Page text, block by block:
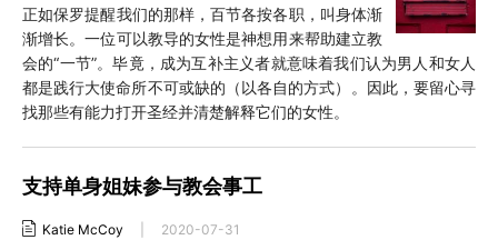
正如保罗提醒我们的那样，百节各按各职，叫身体渐
渐增长。一位可以教导的女性是神想用来帮助建立教
会的“一节”。毕竟，成为互补主义者就意味着我们认为男人和女人
都是践行大使命所不可或缺的（以各自的方式）。因此，要留心寻
找那些有能力打开圣经并清楚解释它们的女性。
支持单身姐妹参与教会事工
Katie McCoy 2020-07-31